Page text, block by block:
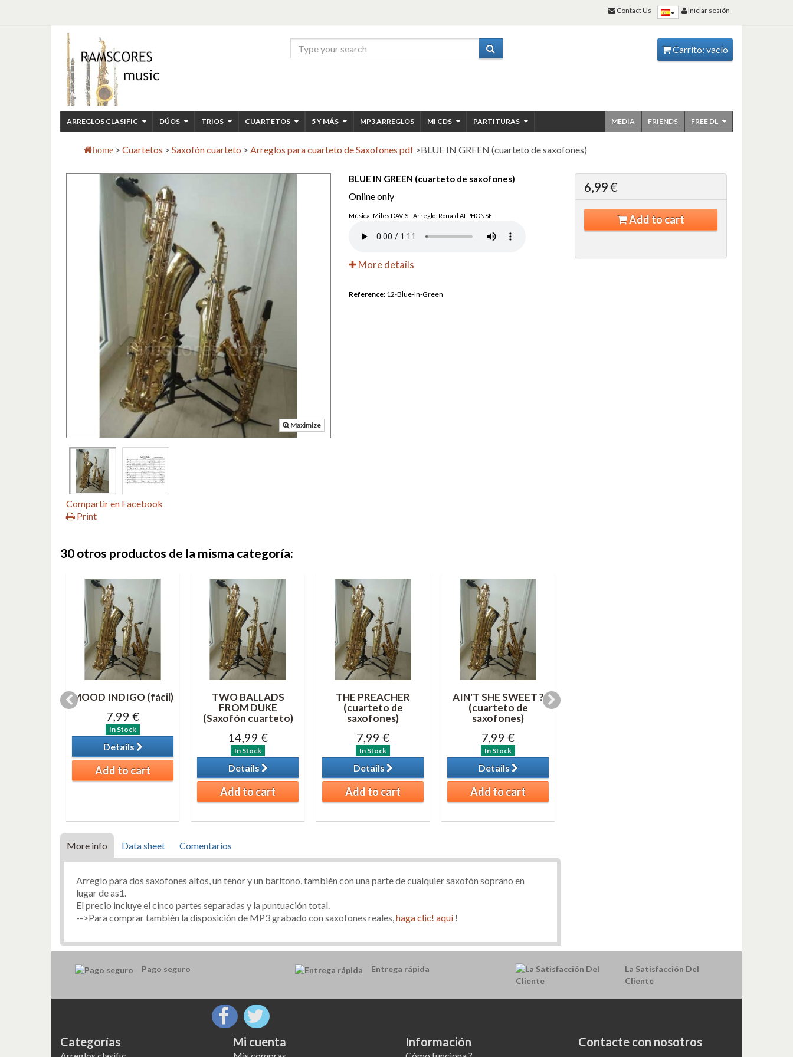
Carrito: vacío
ARREGLOS CLASIFIC DÚOS TRIOS CUARTETOS 5 Y MÁS MP3 ARREGLOS MI CDS PARTITURAS FREE DL
FRIENDS
MEDIA
home > Cuartetos > Saxofón cuarteto > Arreglos para cuarteto de Saxofones pdf >BLUE IN GREEN (cuarteto de saxofones)
Maximize
Compartir en Facebook
Print
BLUE IN GREEN (cuarteto de saxofones)
Online only
Música: Miles DAVIS - Arreglo: Ronald ALPHONSE
More details
Reference: 12-Blue-In-Green
6,99 €
Add to cart
30 otros productos de la misma categoría:
MOOD INDIGO (fácil)
7,99 €
In Stock
Details
Add to cart
TWO BALLADS
FROM DUKE
(Saxofón cuarteto)
14,99 €
In Stock
Details
Add to cart
THE PREACHER
(cuarteto de
saxofones)
7,99 €
In Stock
Details
Add to cart
AIN'T SHE SWEET ?
(cuarteto de
saxofones)
7,99 €
In Stock
Details
Add to cart
More info Data sheet Comentarios
Arreglo para dos saxofones altos, un tenor y un barítono, también con una parte de cualquier saxofón soprano en
lugar de as1.
El precio incluye el cinco partes separadas y la puntuación total.
-->Para comprar también la disposición de MP3 grabado con saxofones reales,haga clic! aquí!
Pago seguro Entrega rápida
La Satisfacción Del
Cliente
Categorías Mi cuenta Información Contacte con nosotros
Iniciar sesión
Contact Us